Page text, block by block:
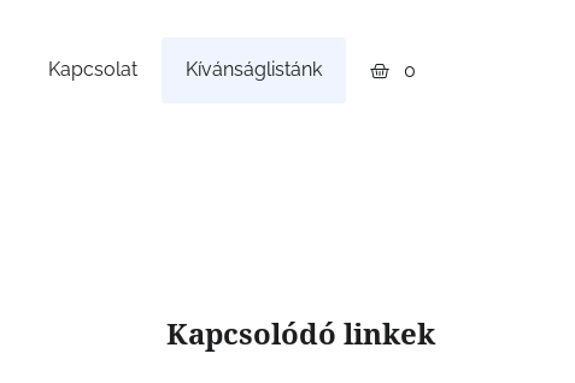
Kapcsolat Kívánságlistánk 0
Kapcsolódó linkek